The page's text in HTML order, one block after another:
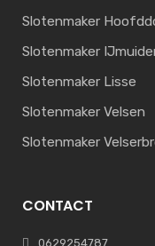
Slotenmaker
Slotenmaker
Slotenmaker Lisse
Slotenmaker Velsen
Slotenmaker
CONTACT
0629254787